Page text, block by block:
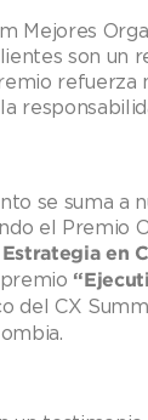
Mejores
son un
refuerza
se suma a
el Premio
en
del CX